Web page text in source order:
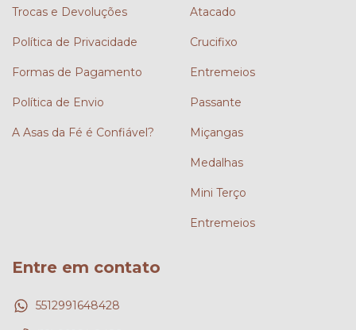
Trocas e Devoluções
Política de Privacidade
Formas de Pagamento
Política de Envio
A Asas da Fé é Confiável?
Atacado
Crucifixo
Entremeios
Passante
Miçangas
Medalhas
Mini Terço
Entremeios
Entre em contato
5512991648428